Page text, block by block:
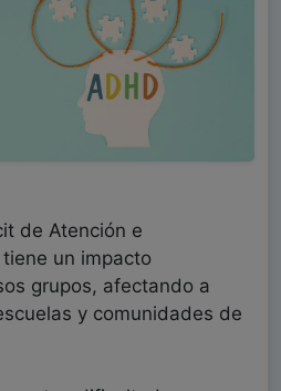
de Atención e
un impacto
grupos, afectando a
y comunidades de